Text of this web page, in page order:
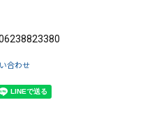
合わせ